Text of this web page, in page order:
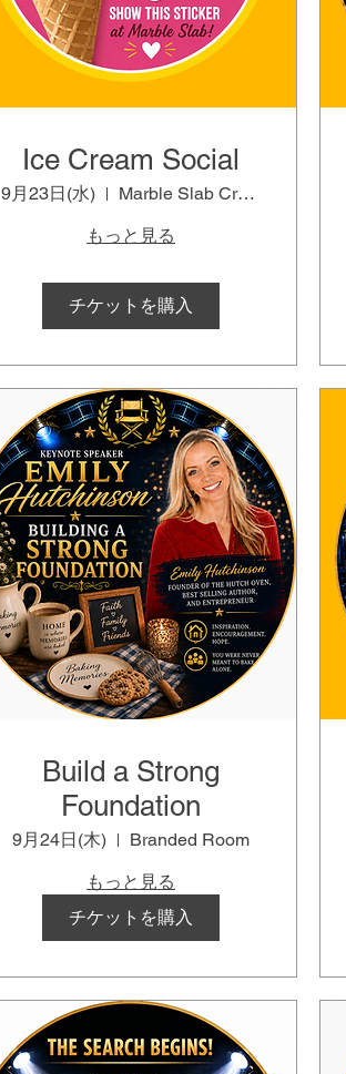
Ice Cream Social
9月23日(水)
Marble Slab Creamery - Branson Landing
もっと見る
チケットを購入
Build a Strong
Foundation
9月24日(木)
Branded Room
もっと見る
チケットを購入